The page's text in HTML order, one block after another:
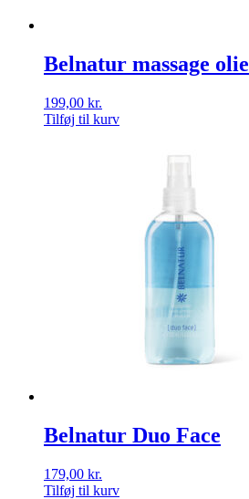
Belnatur massage olie
199,00 kr.
Tilføj til kurv
Belnatur Duo Face
179,00 kr.
Tilføj til kurv